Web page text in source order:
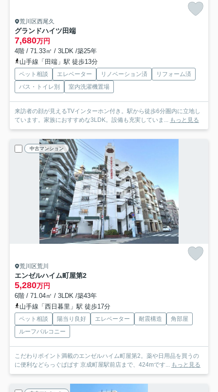
荒川区西尾久
グランドハイツ田端
7,680万円
4階 / 71.33㎡ / 3LDK /築25年
山手線「田端」駅 徒歩13分
ペット相談 エレベーター リノベーション済
リフォーム済
バス・トイレ別
室内洗濯機置場
来訪者の顔が見えるTVインターホン付き。駅から徒歩6分圏内に立地し
ています。家族におすすめな3LDK。設備も充実していま... もっと見る
中古マンション
荒川区荒川
エンゼルハイム町屋第2
5,280万円
6階 / 71.04㎡ / 3LDK /築43年
山手線「西日暮里」駅 徒歩17分
ペット相談 陽当り良好 エレベーター 耐震構造
角部屋
ルーフバルコニー
こだわりポイント満載のエンゼルハイム町屋第2。薬や日用品を買うの
に便利などらっぐぱぱす 京成町屋駅前店まで、424mです... もっと見る